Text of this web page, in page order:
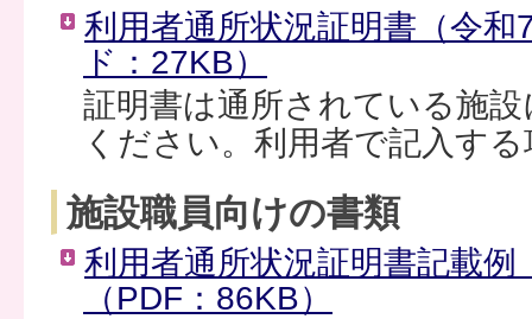
利用者通所状況証明書（令和
ド：27KB）
証明書は通所されている施
ください。利用者で記入す
施設職員向けの書類
利用者通所状況証明書記載例
（PDF：86KB）